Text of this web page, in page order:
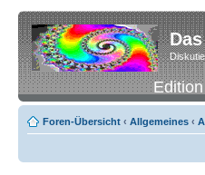
Foren-Übersicht ‹ Allgemeines ‹